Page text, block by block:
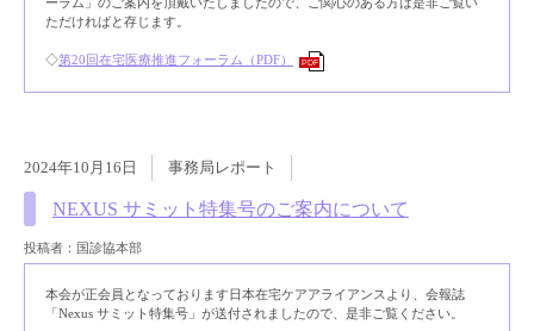
ただければと存じます。
◇第20回在宅医療推進フォーラム（PDF） PDF
2024年10月16日 事務局レポート
NEXUS サミット特集号のご案内について
投稿者：国診協本部
本会が正会員となっております日本在宅ケアアライアンスより、会報誌
「Nexus サミット特集号」が送付されましたので、是非ご覧ください。